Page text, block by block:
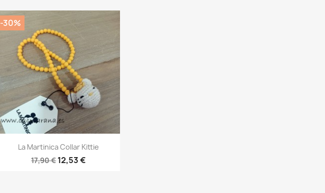
Vista rápida
La Martinica Collar Kittie
17,90 €12,53 €
-30%